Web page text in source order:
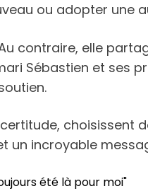
ou adopter une
contraire, elle
Sébastien et ses
choisissent
incroyable
été là pour moi"